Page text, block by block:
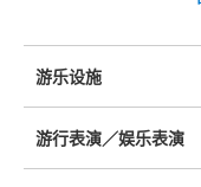
游乐设施
游行表演／娱乐表演